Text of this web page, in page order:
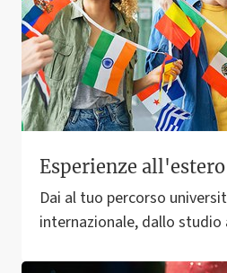
Esperienze all'estero
Dai al tuo percorso
internazionale, dallo studio